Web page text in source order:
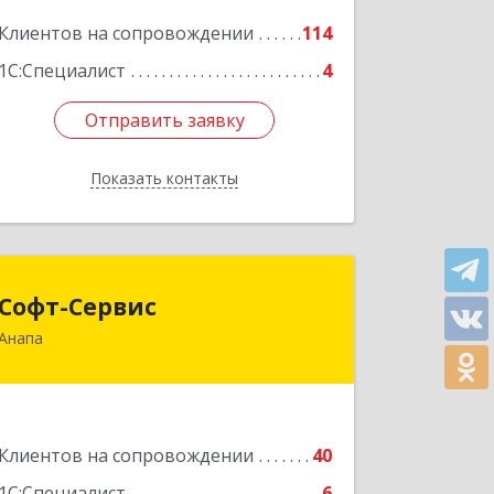
Клиентов на сопровождении
114
1С:Специалист
4
Отправить заявку
Показать контакты
Подробнее
Отправить заявку
Назад
Софт-Сервис
Клиентов на сопровождении
40
Подробнее